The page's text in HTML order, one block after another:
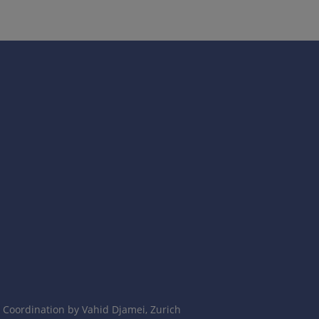
labialis), rečiau 2-asis tipas (h. genitalis). Tai DNR
laikotarpis 2–7 dienos.
by Vahid Djamei, Zurich